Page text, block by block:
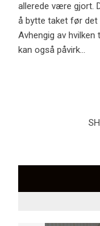
allerede være gjort.
å bytte taket før det
Avhengig av
kan også påvirk...